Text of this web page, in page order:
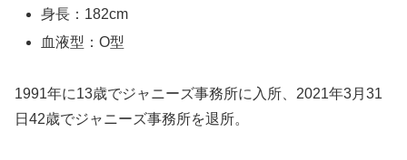
身長：182cm
血液型：O型
1991年に13歳でジャニーズ事務所に入所、2021年3月31
日42歳でジャニーズ事務所を退所。